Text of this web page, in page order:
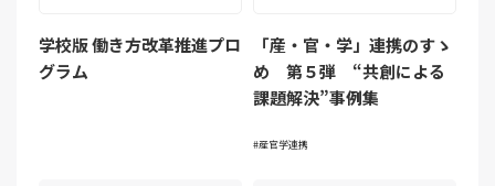
学校版 働き方改革推進プロ
グラム
「産・官・学」連携のすゝ
め 第５弾 “共創による
課題解決”事例集
産官学連携